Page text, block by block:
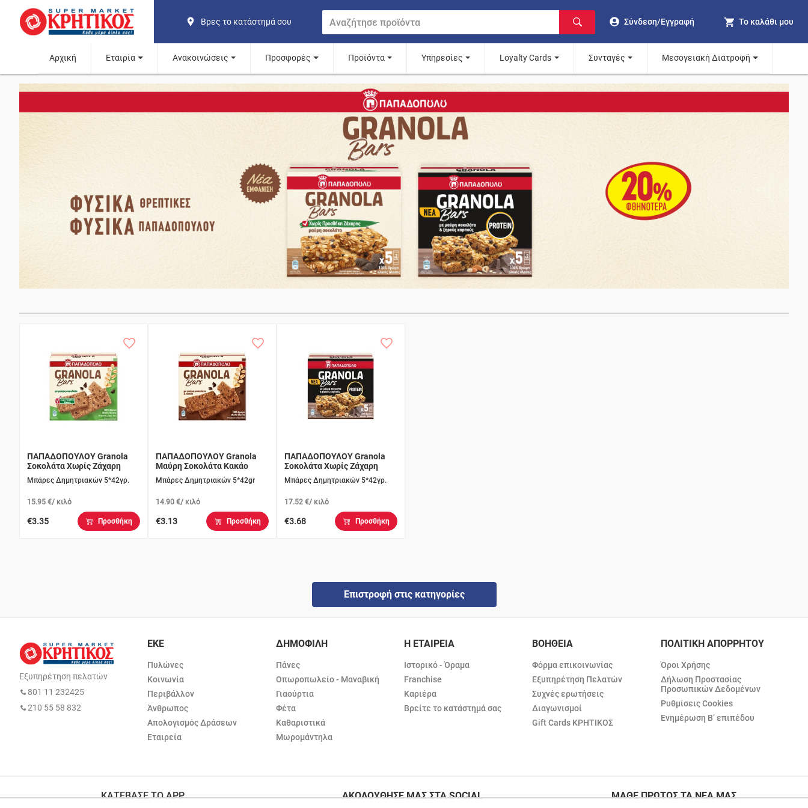
Βρες το κατάστημά σου Σύνδεση/Εγγραφή Το καλάθι μου
Αρχική Εταιρία Ανακοινώσεις Προσφορές Προϊόντα Υπηρεσίες Loyalty Cards Συνταγές Μεσογειακή Διατροφή
ΠΑΠΑΔΟΠΟΥΛΟΥ Granola
Σοκολάτα Χωρίς Ζάχαρη
Μπάρες Δημητριακών 5*42γρ.
15.95 €/ κιλό
€3.35 Προσθήκη
ΠΑΠΑΔΟΠΟΥΛΟΥ Granola
Μαύρη Σοκολάτα Κακάο
Μπάρες Δημητριακών 5*42gr
14.90 €/ κιλό
€3.13 Προσθήκη
ΠΑΠΑΔΟΠΟΥΛΟΥ Granola
Σοκολάτα Χωρίς Ζάχαρη
Μπάρες Δημητριακών 5*42γρ.
17.52 €/ κιλό
€3.68 Προσθήκη
Επιστροφή στις κατηγορίες
Εξυπηρέτηση πελατών
801 11 232425
210 55 58 832
ΕΚΕ
Πυλώνες
Κοινωνία
Περιβάλλον
Άνθρωπος
Απολογισμός Δράσεων
Εταιρεία
ΔΗΜΟΦΙΛΗ
Πάνες
Οπωροπωλείο - Μαναβική
Γιαούρτια
Φέτα
Καθαριστικά
Μωρομάντηλα
Η ΕΤΑΙΡΕΙΑ
Ιστορικό - Όραμα
Franchise
Καριέρα
Βρείτε το κατάστημά σας
ΒΟΗΘΕΙΑ
Φόρμα επικοινωνίας
Εξυπηρέτηση Πελατών
Συχνές ερωτήσεις
Διαγωνισμοί
Gift Cards ΚΡΗΤΙΚΟΣ
ΠΟΛΙΤΙΚΗ ΑΠΟΡΡΗΤΟΥ
Όροι Χρήσης
Δήλωση Προστασίας
Προσωπικών Δεδομένων
Ρυθμίσεις Cookies
Ενημέρωση Β’ επιπέδου
ΚΑΤΕΒΑΣΕ ΤΟ APP ΑΚΟΛΟΥΘΗΣΕ ΜΑΣ ΣΤΑ SOCIAL ΜΑΘΕ ΠΡΩΤΟΣ ΤΑ ΝΕΑ ΜΑΣ